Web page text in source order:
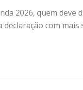
2026, quem deve
com mais